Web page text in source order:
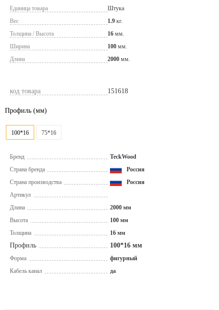
Единица товара
Штука
Вес
1.9 кг.
Толщина / Высота
16 мм.
Ширина
100 мм.
Длина
2000 мм.
код товара 151618
Профиль (мм)
100*16 75*16
Бренд
TeckWood
Страна бренда
Россия
Страна производства
Россия
Артикул
Длина
2000 мм
Высота
100 мм
Толщина
16 мм
Профиль 100*16 мм
Форма
фигурный
Кабель канал
да